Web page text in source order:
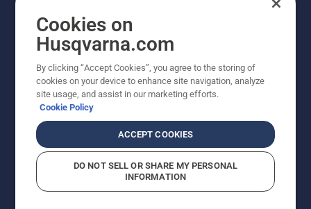
Bereik
Stokheggenscharen zijn handig voor hoge of
vergelijken op basis van de indeling van de tuin,
de dichtheid de heg en de trimfrequentie.
© Husqvarna AB (publ). Alle rechten voorbehouden. De
getoonde prijzen zijn consumentenadviesprijzen. Alle
vermelde prijzen zijn adviesverkoopprijzen (incl. BTW),
tenzij het product beschikbaar is voor directe aankoop.
Cookiebeleid
Imprint
Cookies on
Husqvarna.com
By clicking “Accept Cookies”, you agree to the storing of
cookies on your device to enhance site navigation, analyze
site usage, and assist in our marketing efforts.
Cookie Policy
ACCEPT COOKIES
DO NOT SELL OR SHARE MY PERSONAL
INFORMATION